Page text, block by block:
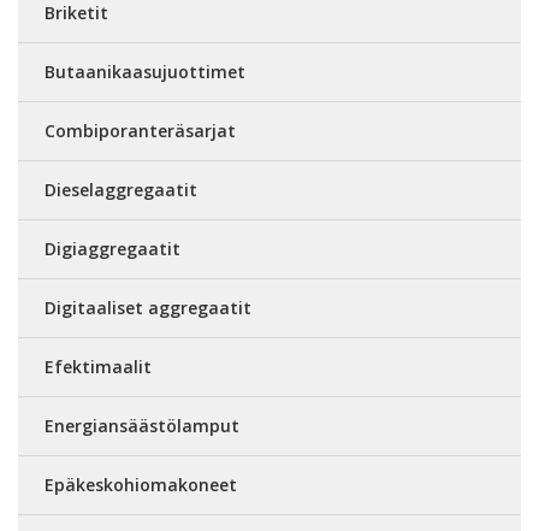
Briketit
Butaanikaasujuottimet
Combiporanteräsarjat
Dieselaggregaatit
Digiaggregaatit
Digitaaliset aggregaatit
Efektimaalit
Energiansäästölamput
Epäkeskohiomakoneet